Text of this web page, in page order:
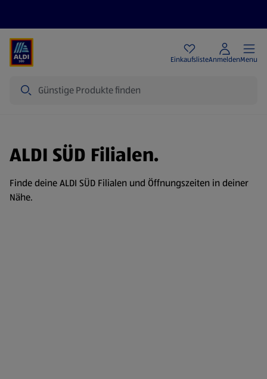
EinkaufslisteAnmeldenMenu
ALDI SÜD Filialen.
Finde deine ALDI SÜD Filialen und Öffnungszeiten in deiner
Nähe.